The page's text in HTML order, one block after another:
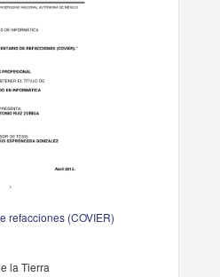
refacciones (COVIER)
la Tierra